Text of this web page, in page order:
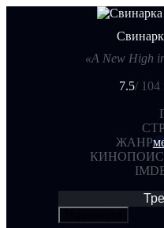
«A New High
7.5/ 104
ЖАНР